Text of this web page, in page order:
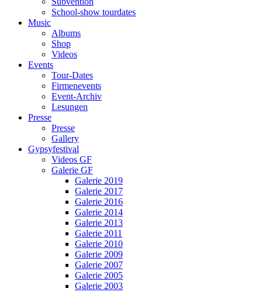
School-show tourdates
Music
Albums
Shop
Videos
Events
Tour-Dates
Firmenevents
Event-Archiv
Lesungen
Presse
Presse
Gallery
Gypsyfestival
Videos GF
Galerie GF
Galerie 2019
Galerie 2017
Galerie 2016
Galerie 2014
Galerie 2013
Galerie 2011
Galerie 2010
Galerie 2009
Galerie 2007
Galerie 2005
Galerie 2003